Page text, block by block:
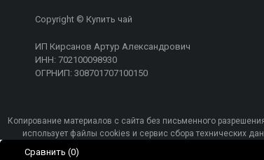
Copyright © Купить чай
ИП Кирсанов Артур Александрович
ИНН: 702100098930
ОГРНИП: 308701707100150
Копирование материалов с сайта без письменного
использует файлы cookies и сервис сбора технических
Сравнить (0)